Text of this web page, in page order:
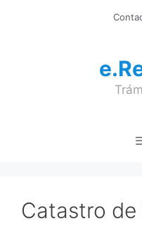
Catastro